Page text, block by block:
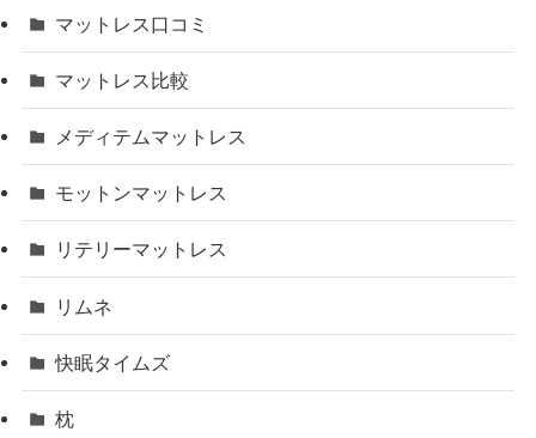
マットレス口コミ
マットレス比較
メディテムマットレス
モットンマットレス
リテリーマットレス
リムネ
快眠タイムズ
枕